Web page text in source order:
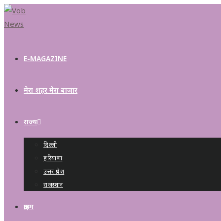
E-MAGAZINE
मेरा शहर मेरा बाजार
राज्य
दिल्ली
हरियाणा
उत्तर प्रदेश
राजस्थान
क्राइम